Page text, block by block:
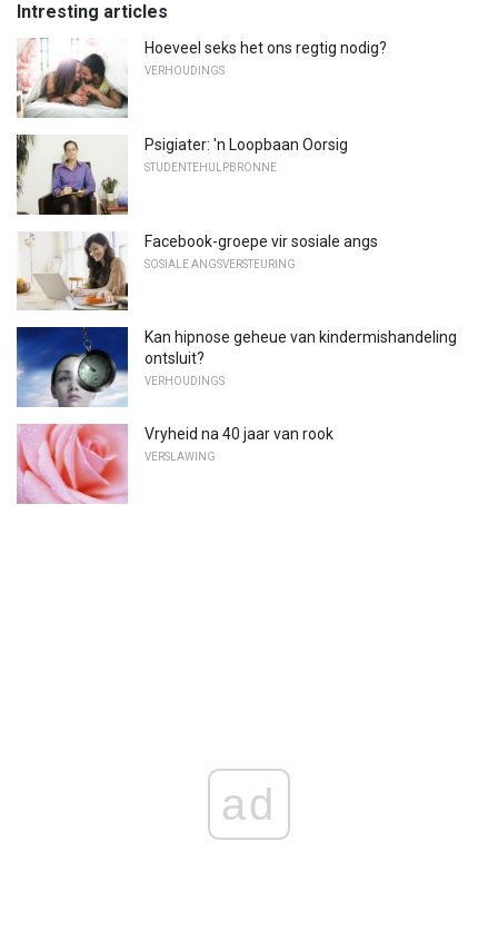
Intresting articles
Hoeveel seks het ons regtig nodig?
VERHOUDINGS
Psigiater: 'n Loopbaan Oorsig
STUDENTEHULPBRONNE
Facebook-groepe vir sosiale angs
SOSIALE ANGSVERSTEURING
Kan hipnose geheue van kindermishandeling
ontsluit?
VERHOUDINGS
Vryheid na 40 jaar van rook
VERSLAWING
ad